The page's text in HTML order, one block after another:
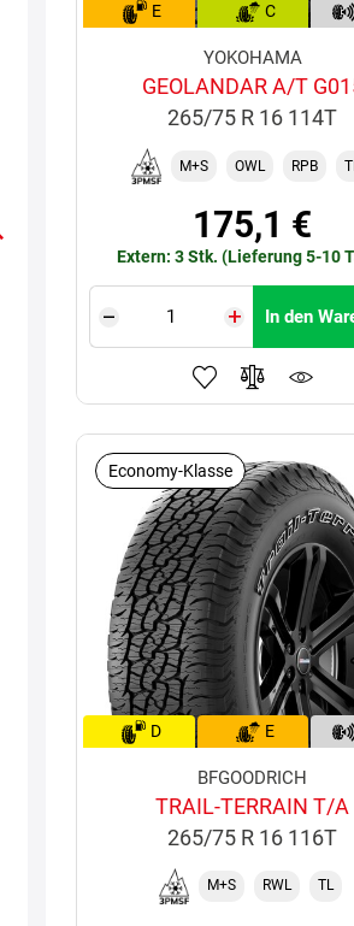
E C
YOKOHAMA
GEOLANDAR A/T
265/75 R 16 114T
M+S OWL RPB
175,1 €
Extern: 3 Stk. (Lieferung 5-10
In den
Economy-Klasse
D E
BFGOODRICH
TRAIL-TERRAIN T/A
265/75 R 16 116T
M+S RWL TL